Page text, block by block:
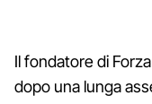
Il fondatore di
dopo una lunga